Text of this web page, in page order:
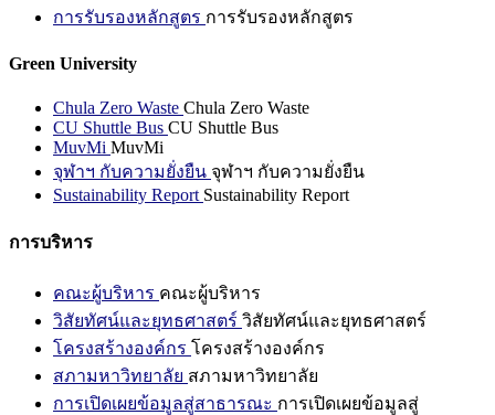
การรับรองหลักสูตร การรับรองหลักสูตร
Green University
Chula Zero Waste Chula Zero Waste
CU Shuttle Bus CU Shuttle Bus
MuvMi MuvMi
จุฬาฯ กับความยั่งยืน จุฬาฯ กับความยั่งยืน
Sustainability Report Sustainability Report
การบริหาร
คณะผู้บริหาร คณะผู้บริหาร
วิสัยทัศน์และยุทธศาสตร์ วิสัยทัศน์และยุทธศาสตร์
โครงสร้างองค์กร โครงสร้างองค์กร
สภามหาวิทยาลัย สภามหาวิทยาลัย
การเปิดเผยข้อมูลสู่สาธารณะ การเปิดเผยข้อมูลสู่